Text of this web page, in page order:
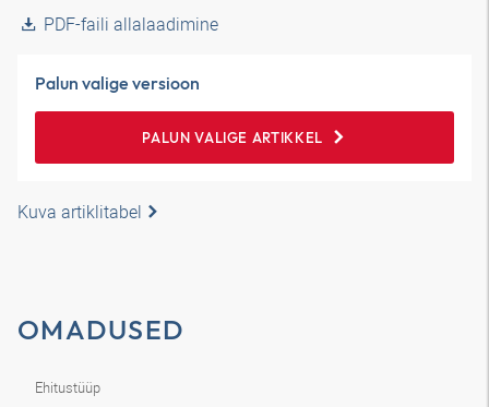
PDF-faili allalaadimine
Palun valige versioon
PALUN VALIGE ARTIKKEL
Kuva artiklitabel
OMADUSED
Ehitustüüp